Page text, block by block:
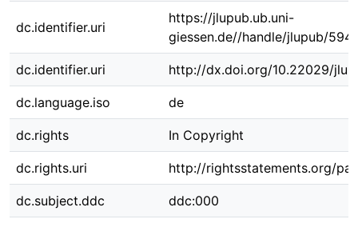
dc.identifier.uri
https://jlupub.ub.uni-
giessen.de//handle/jlupub/
dc.identifier.uri http://dx.doi.org/10.22029/
dc.language.iso de
dc.rights In Copyright
dc.rights.uri http://rightsstatements.org/
dc.subject.ddc ddc:000